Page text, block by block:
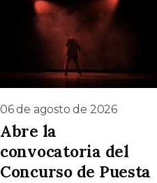
06 de agosto de 2026
Abre la
convocatoria del
Concurso de Puesta